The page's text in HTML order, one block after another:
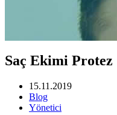
Saç Ekimi Protez
15.11.2019
Blog
Yönetici